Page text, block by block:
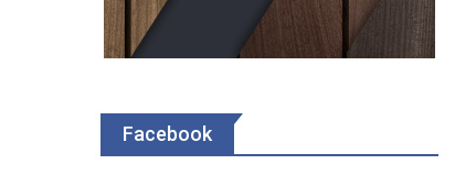
Facebook